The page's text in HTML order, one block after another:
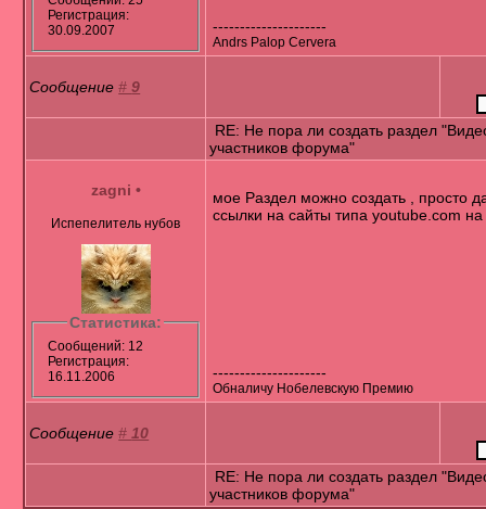
Регистрация:
30.09.2007
---------------------
Andrs Palop Cervera
Сообщение#9
RE: Не пора ли создать раздел
участников форума"
zagni •
Испепелитель нубов
Статистика:
Сообщений: 12
Регистрация:
16.11.2006
мое Раздел можно создать , просто
ссылки на сайты типа youtube.com
---------------------
Обналичу Нобелевскую Премию
Сообщение# 10
RE: Не пора ли создать раздел
участников форума"